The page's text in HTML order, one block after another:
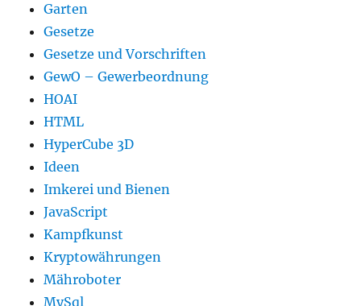
Garten
Gesetze
Gesetze und Vorschriften
GewO – Gewerbeordnung
HOAI
HTML
HyperCube 3D
Ideen
Imkerei und Bienen
JavaScript
Kampfkunst
Kryptowährungen
Mähroboter
MySql